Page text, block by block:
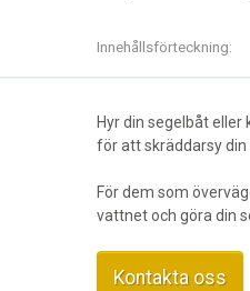
Innehållsförteckning
Hyr din segelbåt
för att skräddarsy din
För dem som
vattnet och göra din
Kontakta oss